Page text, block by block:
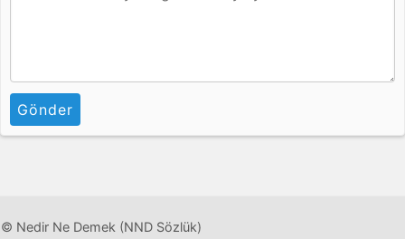
Gönder
© Nedir Ne Demek (NND Sözlük)